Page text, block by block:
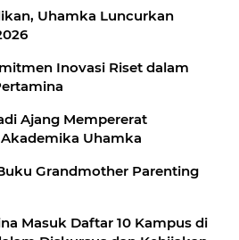
Uhamka Luncurkan
Inovasi Riset dalam
Ajang Mempererat
Uhamka
Grandmother Parenting
Masuk Daftar 10 Kampus di